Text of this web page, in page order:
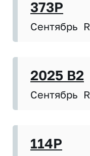
373P
Сентябрь
2025 B2
Сентябрь
114P